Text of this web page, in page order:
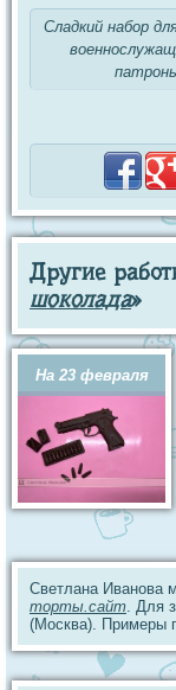
Сладкий набор
Другие
шоколада»
На 23 февраля
Светлана Иванова
торты.сайт . Для
(Москва). Примеры